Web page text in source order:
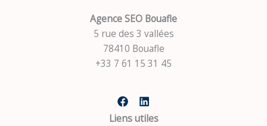
Agence SEO Bouafle
5 rue des 3 vallées
78410 Bouafle
+33 7 61 15 31 45
Liens utiles